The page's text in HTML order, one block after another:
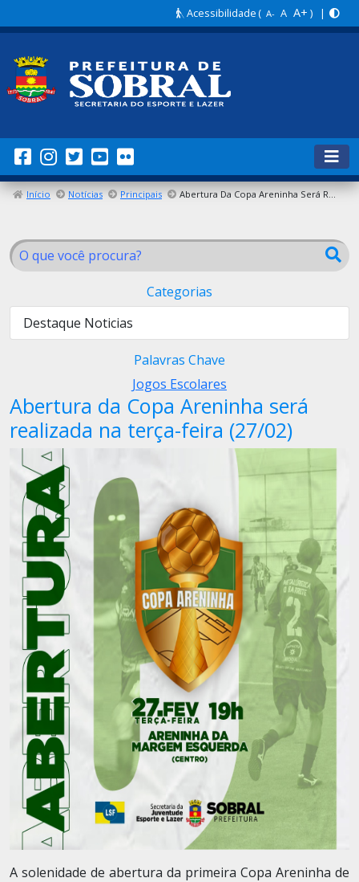
Acessibilidade( A- A A+ ) |
Início Notícias Principais Abertura Da Copa Areninha Será Realizada Na Terça-Feira (27/02)
Categorias
Destaque Noticias
Palavras Chave
Jogos Escolares
Abertura da Copa Areninha será
realizada na terça-feira (27/02)
A solenidade de abertura da primeira Copa Areninha de